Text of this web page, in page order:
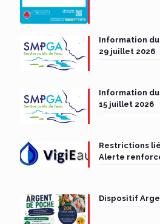
Information du
29 juillet 2026
Information du
15 juillet 2026
Restrictions
Alerte
Dispositif